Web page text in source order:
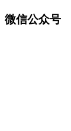
微信公众号